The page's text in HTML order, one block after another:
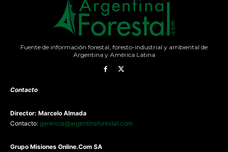
Fuente de información forestal, foresto-industrial y ambiental de
Argentina y América Latina
Contacto
Director: Marcelo Almada
Contacto: gerencia@argentinaforestal.com
Grupo Misiones Online.Com SA